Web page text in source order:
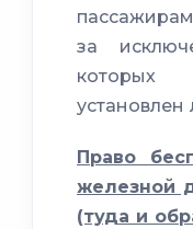
за
которых
установлен
Право
железной
(туда и